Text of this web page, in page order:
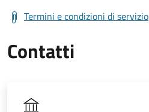
Termini e condizioni di servizio
Contatti